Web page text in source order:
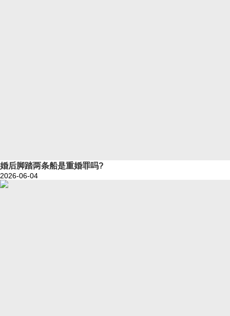
婚后脚踏两条船是重婚罪吗?
2026-06-04